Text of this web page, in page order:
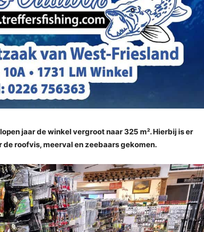
jaar de winkel vergroot naar 325 m². Hierbij is er
roofvis, meerval en zeebaars gekomen.